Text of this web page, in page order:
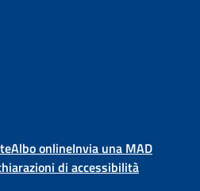
Albo onlineInvia una MAD
di accessibilità